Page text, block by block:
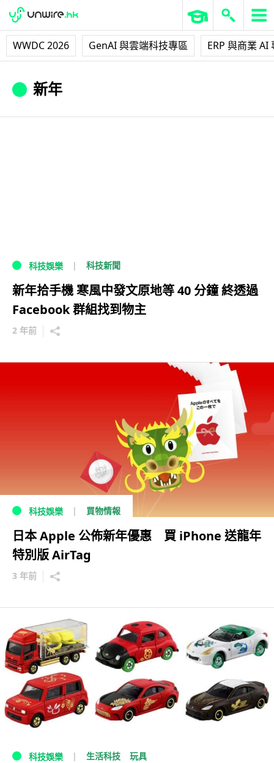
WWDC 2026 GenAI 與雲端科技專區 ERP 與商業 AI
新年
科技娛樂 科技新聞
新年拾手機 寒風中發文原地等 40 分鐘 終透過
Facebook 群組找到物主
2 年前
科技娛樂 買物情報
日本 Apple 公佈新年優惠 買 iPhone 送龍年
特別版 AirTag
3 年前
科技娛樂 生活科技 玩具